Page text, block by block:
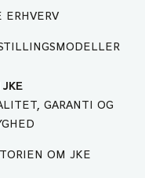
ERHVERV
JKE
GARANTI OG
OM JKE